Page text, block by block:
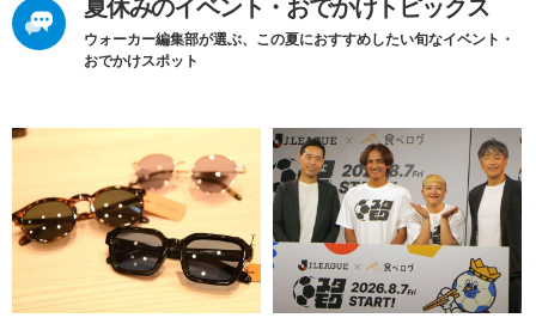
ウォーカー編集部が選ぶ、この夏におすすめしたい旬なイベント・
おでかけスポット